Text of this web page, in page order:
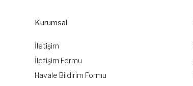
Ürün bilgilerinde hatalar bulunuyor.
Bu ürüne benzer farklı alternatifler olmalı.
Kurumsal
İletişim
İletişim Formu
Havale Bildirim Formu